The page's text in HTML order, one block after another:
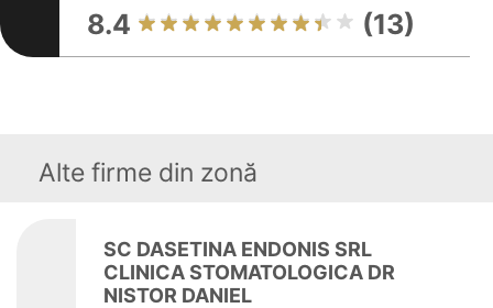
8.4 (13)
Alte firme din zonă
SC DASETINA ENDONIS SRL
CLINICA STOMATOLOGICA DR
NISTOR DANIEL